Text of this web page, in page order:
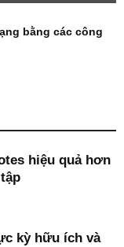
bằng các công
hiệu quả hơn
kỳ hữu ích và